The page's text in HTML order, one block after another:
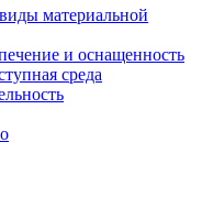
материальной
и оснащенность
среда